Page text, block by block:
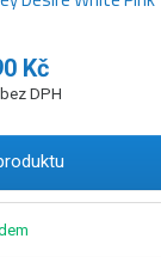
Kč
DPH